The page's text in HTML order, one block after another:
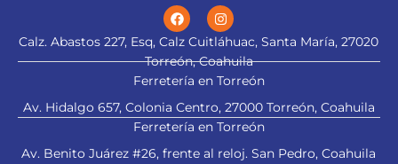
Calz. Abastos 227, Esq, Calz Cuitláhuac, Santa María, 27020
Torreón, Coahuila
Ferretería en Torreón
Av. Hidalgo 657, Colonia Centro, 27000 Torreón, Coahuila
Ferretería en Torreón
Av. Benito Juárez #26, frente al reloj. San Pedro, Coahuila